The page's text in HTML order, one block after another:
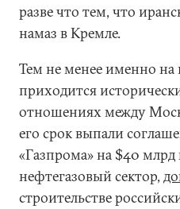
разве что тем, что
намаз в Кремле.
Тем не менее именно на
приходится
отношениях между
его срок выпали
«Газпрома» на $40 млрд
нефтегазовый сектор,
строительстве